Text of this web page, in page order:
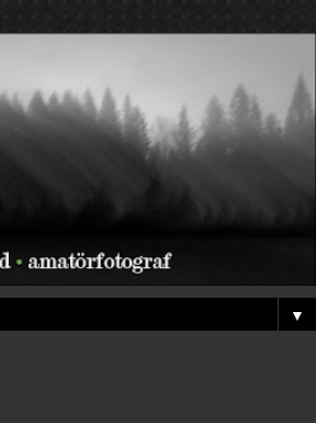
▼